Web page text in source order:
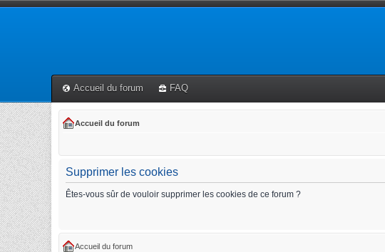
Accueil du forum FAQ
Accueil du forum
Supprimer les cookies
Êtes-vous sûr de vouloir supprimer les cookies de ce forum ?
Accueil du forum